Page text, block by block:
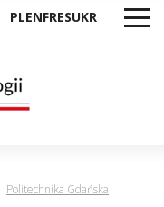
PLENFRESUKR
Politechnika Gdańska